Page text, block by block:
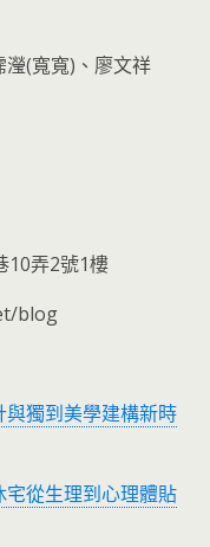
(寬寬)、廖文祥
10弄2號1樓
blog
獨到美學建構新時
從生理到心理體貼